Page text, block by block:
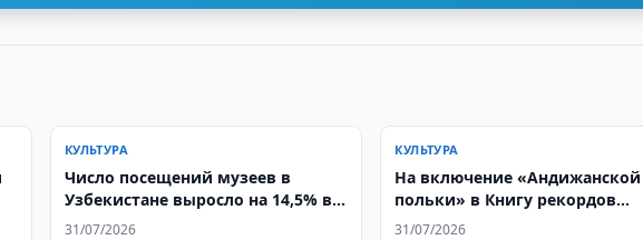
КУЛЬТУРА
Число посещений музеев в
Узбекистане выросло на 14,5% в
2025 году
31/07/2026
КУЛЬТУРА
На включение «Андижанской
польки» в Книгу рекордов
Гиннесса выделили 730 млн.
31/07/2026